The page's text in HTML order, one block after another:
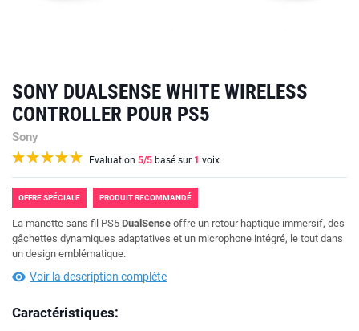
SONY DUALSENSE WHITE WIRELESS
CONTROLLER POUR PS5
Sony
Evaluation 5/5 basé sur 1 voix
OFFRE SPÉCIALE PRODUIT RECOMMANDÉ
La manette sans fil PS5 DualSense offre un retour haptique immersif, des
gâchettes dynamiques adaptatives et un microphone intégré, le tout dans
un design emblématique.
Voir la description complète
Caractéristiques: